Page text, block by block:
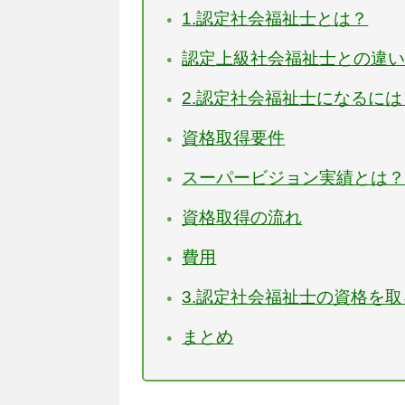
1.認定社会福祉士とは？
認定上級社会福祉士との違い
2.認定社会福祉士になるには
資格取得要件
スーパービジョン実績とは？
資格取得の流れ
費用
3.認定社会福祉士の資格を
まとめ